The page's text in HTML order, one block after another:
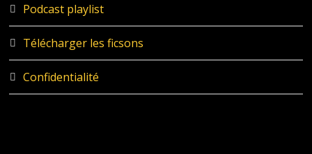
Podcast playlist
Télécharger les ficsons
Confidentialité